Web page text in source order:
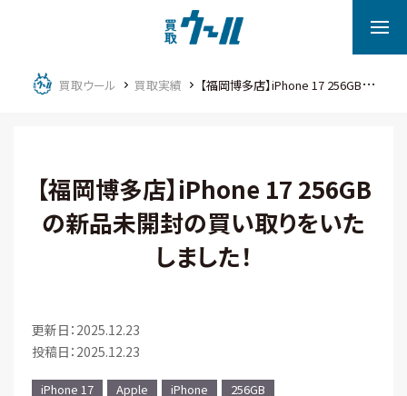
買取ウール 買取実績 【福岡博多店】iPhone 17 256GBの新品未開封の買い取りをいたしました！
【福岡博多店】iPhone 17 256GB
の新品未開封の買い取りをいた
しました！
更新日：2025.12.23
投稿日：2025.12.23
iPhone 17 Apple iPhone
256GB